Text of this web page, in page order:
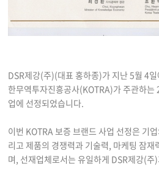
DSR제강(주)(대표 홍하종)가 지난 5월 4
한무역투자진흥공사(KOTRA)가 주관하
업에 선정되었습니다.
이번 KOTRA 보증 브랜드 사업 선정은 기
리고 제품의 경쟁력과 기술력, 마케팅 잠재
며, 선재업체로서는 유일하게 DSR제강(주